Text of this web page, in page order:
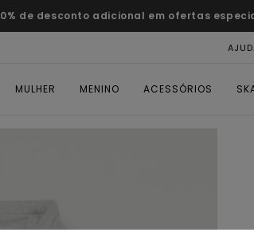
de desconto adicional em ofertas
MULHER MENINO ACESSÓRIOS